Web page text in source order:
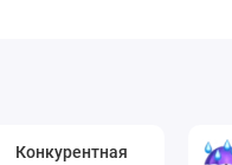
Конкурентная